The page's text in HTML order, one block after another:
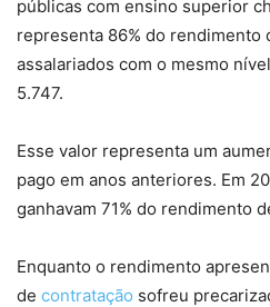
públicas com ensino superior
representa 86% do
assalariados com o mesmo
5.747.
Esse valor representa um
pago em anos anteriores. Em
ganhavam 71% do rendimento
Enquanto o rendimento
de contratação sofreu